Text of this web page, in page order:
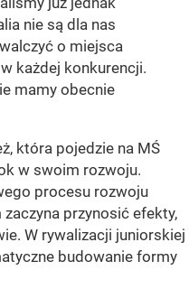
nie są dla nas
o miejsca
każdej konkurencji.
mamy obecnie
która pojedzie na MŚ
w swoim rozwoju.
procesu rozwoju
przynosić efekty,
W rywalizacji juniorskiej
budowanie formy